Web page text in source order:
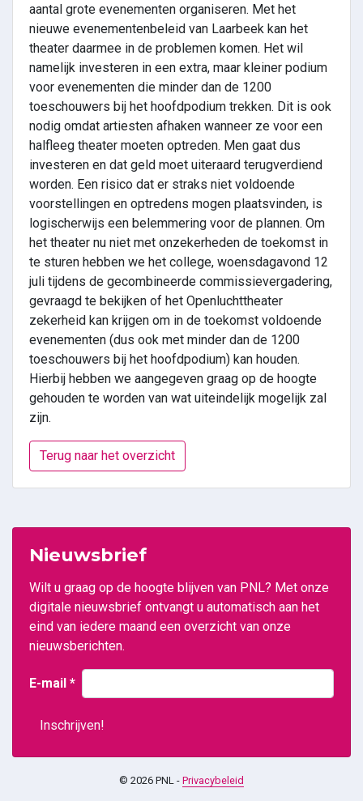
aantal grote evenementen organiseren. Met het
nieuwe evenementenbeleid van Laarbeek kan het
theater daarmee in de problemen komen. Het wil
namelijk investeren in een extra, maar kleiner podium
voor evenementen die minder dan de 1200
toeschouwers bij het hoofdpodium trekken. Dit is ook
nodig omdat artiesten afhaken wanneer ze voor een
halfleeg theater moeten optreden. Men gaat dus
investeren en dat geld moet uiteraard terugverdiend
worden. Een risico dat er straks niet voldoende
voorstellingen en optredens mogen plaatsvinden, is
logischerwijs een belemmering voor de plannen. Om
het theater nu niet met onzekerheden de toekomst in
te sturen hebben we het college, woensdagavond 12
juli tijdens de gecombineerde commissievergadering,
gevraagd te bekijken of het Openluchttheater
zekerheid kan krijgen om in de toekomst voldoende
evenementen (dus ook met minder dan de 1200
toeschouwers bij het hoofdpodium) kan houden.
Hierbij hebben we aangegeven graag op de hoogte
gehouden te worden van wat uiteindelijk mogelijk zal
zijn.
Terug naar het overzicht
Nieuwsbrief
Wilt u graag op de hoogte blijven van PNL? Met onze
digitale nieuwsbrief ontvangt u automatisch aan het
eind van iedere maand een overzicht van onze
nieuwsberichten.
E-mail *
© 2026 PNL - Privacybeleid